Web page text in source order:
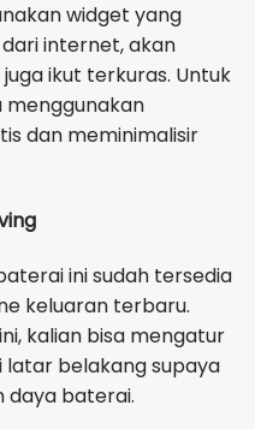
widget yang
internet, akan
ikut terkuras. Untuk
menggunakan
dan meminimalisir
ini sudah tersedia
keluaran terbaru.
kalian bisa mengatur
latar belakang supaya
daya baterai.